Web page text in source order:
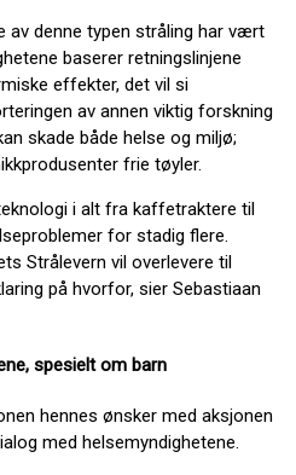
av denne typen stråling har vært
baserer retningslinjene
effekter, det vil si
av annen viktig forskning
skade både helse og miljø;
frie tøyler.
i alt fra kaffetraktere til
for stadig flere.
Strålevern vil overlevere til
på hvorfor, sier Sebastiaan
spesielt om barn
hennes ønsker med aksjonen
med helsemyndighetene.